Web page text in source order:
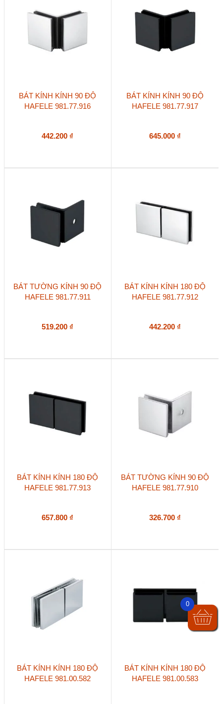
BÁT KÍNH KÍNH 90 ĐỘ
HAFELE 981.77.916
442.200 ₫
BÁT KÍNH KÍNH 90 ĐỘ
HAFELE 981.77.917
645.000 ₫
BÁT TƯỜNG KÍNH 90 ĐỘ
HAFELE 981.77.911
519.200 ₫
BÁT KÍNH KÍNH 180 ĐỘ
HAFELE 981.77.912
442.200 ₫
BÁT KÍNH KÍNH 180 ĐỘ
HAFELE 981.77.913
657.800 ₫
BÁT TƯỜNG KÍNH 90 ĐỘ
HAFELE 981.77.910
326.700 ₫
BÁT KÍNH KÍNH 180 ĐỘ
HAFELE 981.00.582
BÁT KÍNH KÍNH 180 ĐỘ
HAFELE 981.00.583
0